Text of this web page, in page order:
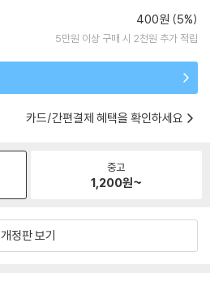
400원 (5%)
5만원 이상 구매 시 2천원 추가 적립
카드/간편결제 혜택을 확인하세요
중고
1,200원~
개정판 보기